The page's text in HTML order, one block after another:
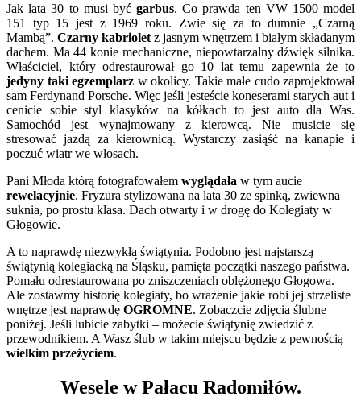
Jak lata 30 to musi być garbus. Co prawda ten VW 1500 model
151 typ 15 jest z 1969 roku. Zwie się za to dumnie „Czarną
Mambą”. Czarny kabriolet z jasnym wnętrzem i białym składanym
dachem. Ma 44 konie mechaniczne, niepowtarzalny dźwięk silnika.
Właściciel, który odrestaurował go 10 lat temu zapewnia że to
jedyny taki egzemplarz w okolicy. Takie małe cudo zaprojektował
sam Ferdynand Porsche. Więc jeśli jesteście koneserami starych aut i
cenicie sobie styl klasyków na kółkach to jest auto dla Was.
Samochód jest wynajmowany z kierowcą. Nie musicie się
stresować jazdą za kierownicą. Wystarczy zasiąść na kanapie i
poczuć wiatr we włosach.
Pani Młoda którą fotografowałem wyglądała w tym aucie
rewelacyjnie. Fryzura stylizowana na lata 30 ze spinką, zwiewna
suknia, po prostu klasa. Dach otwarty i w drogę do Kolegiaty w
Głogowie.
A to naprawdę niezwykła świątynia. Podobno jest najstarszą
świątynią kolegiacką na Śląsku, pamięta początki naszego państwa.
Pomału odrestaurowana po zniszczeniach oblężonego Głogowa.
Ale zostawmy historię kolegiaty, bo wrażenie jakie robi jej strzeliste
wnętrze jest naprawdę OGROMNE. Zobaczcie zdjęcia ślubne
poniżej. Jeśli lubicie zabytki – możecie świątynię zwiedzić z
przewodnikiem. A Wasz ślub w takim miejscu będzie z pewnością
wielkim przeżyciem.
Wesele w Pałacu Radomiłów.